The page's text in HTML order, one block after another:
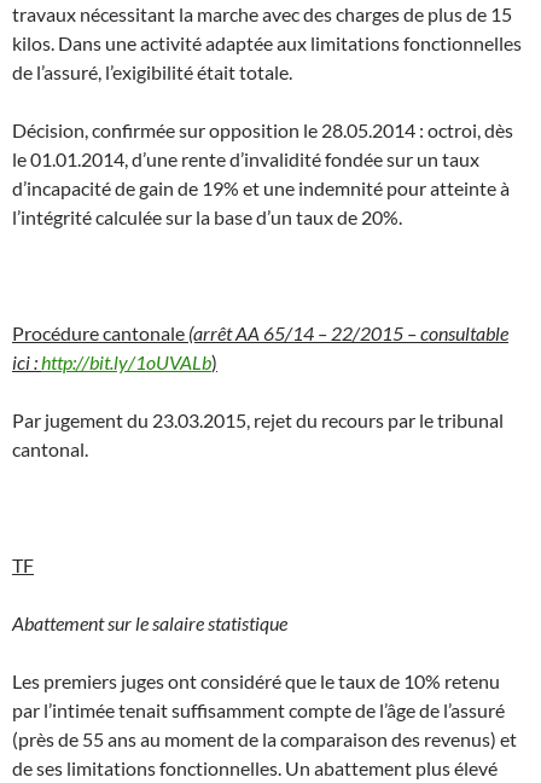
travaux nécessitant la marche avec des charges de plus de 15
kilos. Dans une activité adaptée aux limitations fonctionnelles
de l’assuré, l’exigibilité était totale.
Décision, confirmée sur opposition le 28.05.2014 : octroi, dès
le 01.01.2014, d’une rente d’invalidité fondée sur un taux
d’incapacité de gain de 19% et une indemnité pour atteinte à
l’intégrité calculée sur la base d’un taux de 20%.
Procédure cantonale (arrêt AA 65/14 – 22/2015 – consultable
ici : http://bit.ly/1oUVALb)
Par jugement du 23.03.2015, rejet du recours par le tribunal
cantonal.
TF
Abattement sur le salaire statistique
Les premiers juges ont considéré que le taux de 10% retenu
par l’intimée tenait suffisamment compte de l’âge de l’assuré
(près de 55 ans au moment de la comparaison des revenus) et
de ses limitations fonctionnelles. Un abattement plus élevé